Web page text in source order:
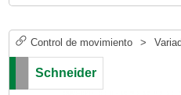
Control de movimiento >
Schneider